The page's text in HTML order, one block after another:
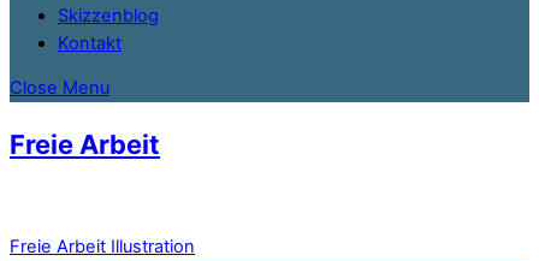
Skizzenblog
Kontakt
Close Menu
Freie Arbeit
Freie Arbeit Illustration